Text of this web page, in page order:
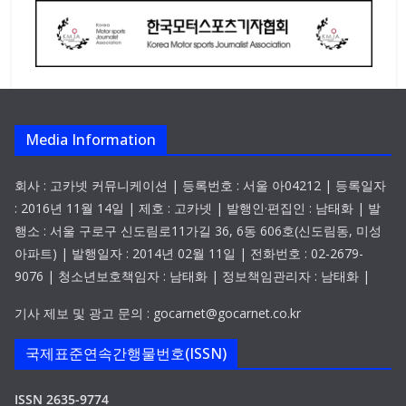
Media Information
회사 : 고카넷 커뮤니케이션 | 등록번호 : 서울 아04212 | 등록일자
: 2016년 11월 14일 | 제호 : 고카넷 | 발행인·편집인 : 남태화 | 발
행소 : 서울 구로구 신도림로11가길 36, 6동 606호(신도림동, 미성
아파트) | 발행일자 : 2014년 02월 11일 | 전화번호 : 02-2679-
9076 | 청소년보호책임자 : 남태화 | 정보책임관리자 : 남태화 |
기사 제보 및 광고 문의 : gocarnet@gocarnet.co.kr
국제표준연속간행물번호(ISSN)
ISSN 2635-9774